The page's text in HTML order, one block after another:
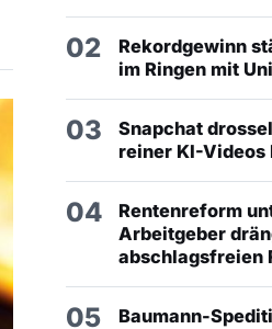
02
Rekordgewinn
im Ringen mit
03
Snapchat
reiner KI-Videos
04
Rentenreform
Arbeitgeber
abschlagsfreien
05
Baumann-